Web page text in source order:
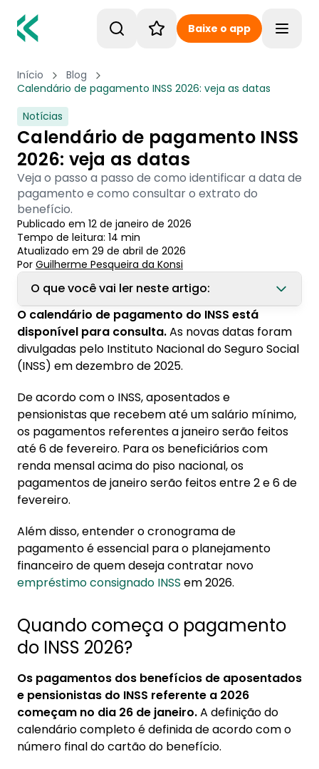
Baixe o app
Início
Blog
Calendário de pagamento INSS 2026: veja as datas
Notícias
Calendário de pagamento INSS
2026: veja as datas
Veja o passo a passo de como identificar a data de
pagamento e como consultar o extrato do
benefício.
Publicado em 12 de janeiro de 2026
Tempo de leitura: 14 min
Atualizado em 29 de abril de 2026
Por Guilherme Pesqueira da Konsi
O que você vai ler neste artigo:
1. Quando começa o pagamento do INSS
2026?
1.1. Calendário pagamento INSS janeiro 2026
2026
1.3. Calendário pagamento INSS março 2026
1.4. Calendário pagamento INSS abril 2026
1.5. Calendário pagamento INSS maio 2026
1.6. Calendário pagamento INSS junho 2026
1.8. Calendário pagamento INSS agosto 2026
1.9. Calendário pagamento INSS setembro
2026
2026
1.11. Calendário pagamento INSS novembro
1.12. Calendário pagamento INSS dezembro
2026
2. Como identificar a data de pagamento
O calendário de pagamento do INSS está
disponível para consulta.As novas datas foram
divulgadas pelo Instituto Nacional do Seguro Social
(INSS) em dezembro de 2025.
De acordo com o INSS, aposentados e
pensionistas que recebem até um salário mínimo,
os pagamentos referentes a janeiro serão feitos
até 6 de fevereiro. Para os beneficiários com
renda mensal acima do piso nacional, os
pagamentos de janeiro serão feitos entre 2 e 6 de
fevereiro.
Além disso, entender o cronograma de
pagamento é essencial para o planejamento
financeiro de quem deseja contratar novo
empréstimo consignado INSS em 2026.
Quando começa o pagamento
do INSS 2026?
Os pagamentos dos benefícios de aposentados
e pensionistas do INSS referente a 2026
começam no dia 26 de janeiro.A definição do
calendário completo é definida de acordo com o
número final do cartão do benefício.